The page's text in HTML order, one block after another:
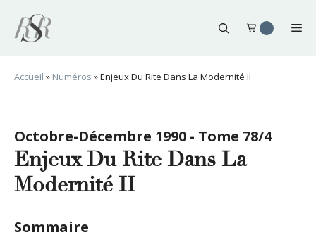
contenu
Accueil » Numéros »Enjeux Du Rite Dans La Modernité II
Octobre-Décembre 1990 - Tome 78/4
Enjeux Du Rite Dans La
Modernité II
Sommaire